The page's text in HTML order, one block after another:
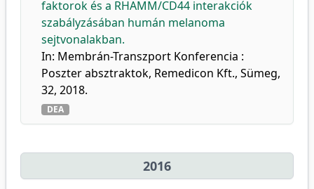
faktorok és a RHAMM/CD44 interakciók
szabályzásában humán melanoma
sejtvonalakban.
In: Membrán-Transzport Konferencia :
Poszter absztraktok, Remedicon Kft., Sümeg,
32, 2018.
DEA
2016